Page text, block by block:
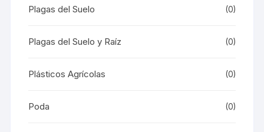
Plagas del Suelo (0)
Plagas del Suelo y Raíz (0)
Plásticos Agrícolas (0)
Poda (0)